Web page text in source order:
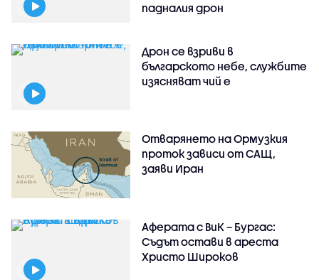
падналия дрон
Дрон се взриви в
българското небе, службите
изясняват чий е
Отварянето на Ормузкия
проток зависи от САЩ,
заяви Иран
Аферата с ВиК – Бургас:
Съдът остави в ареста
Христо Широков